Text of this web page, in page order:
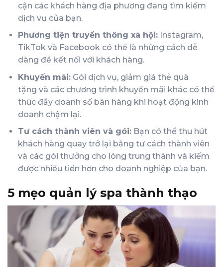
cận các khách hàng địa phương đang tìm kiếm
dịch vụ của bạn.
Phương tiện truyền thông xã hội:Instagram,
TikTok và Facebook có thể là những cách dễ
dàng để kết nối với khách hàng.
Khuyến mãi:Gói dịch vụ, giảm giá thẻ quà
tặng và các chương trình khuyến mãi khác có thể
thúc đẩy doanh số bán hàng khi hoạt động kinh
doanh chậm lại.
Tư cách thành viên và gói:Bạn có thể thu hút
khách hàng quay trở lại bằng tư cách thành viên
và các gói thưởng cho lòng trung thành và kiếm
được nhiều tiền hơn cho doanh nghiệp của bạn.
5 mẹo quản lý spa thành thạo